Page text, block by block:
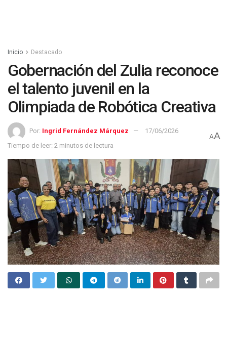
Inicio Destacado
Gobernación del Zulia reconoce
el talento juvenil en la
Olimpiada de Robótica Creativa
Por: Ingrid Fernández Márquez
17/06/2026
Tiempo de leer: 2 minutos de lectura
AA